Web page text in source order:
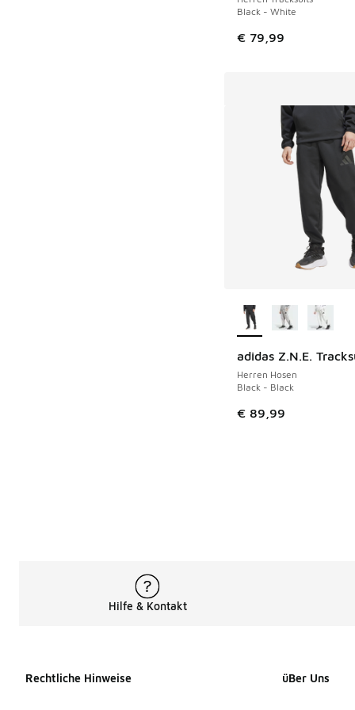
Black - White
€ 79,99
adidas Z.N.E.
Herren Hosen
Black - Black
€ 89,99
Hilfe & Kontakt
Rechtliche Hinweise üBer Uns